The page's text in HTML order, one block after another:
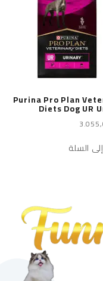
Purina Pro Plan
Diets Dog UR
السلة